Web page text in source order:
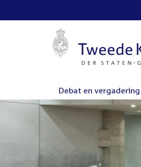
Debat en vergadering